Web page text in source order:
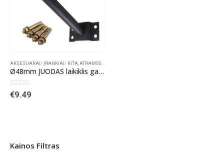
AKSESUARAI/ ĮRANKIAI/ KITA,ATRAMOS - LAIKIKLIAI
Ø48mm JUODAS laikiklis gatvės šviestuvui
0out of 5
€9.49
Kainos Filtras